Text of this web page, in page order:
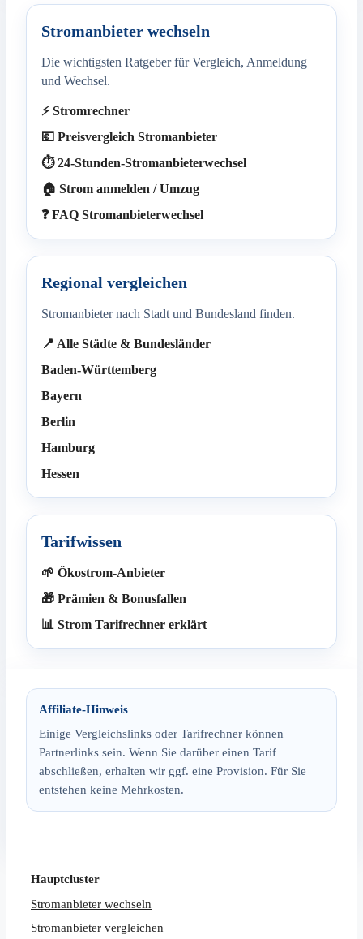
Stromanbieter wechseln
Die wichtigsten Ratgeber für Vergleich, Anmeldung
und Wechsel.
⚡ Stromrechner
💶 Preisvergleich Stromanbieter
⏱️ 24-Stunden-Stromanbieterwechsel
🏠 Strom anmelden / Umzug
❓ FAQ Stromanbieterwechsel
Regional vergleichen
Stromanbieter nach Stadt und Bundesland finden.
📍 Alle Städte & Bundesländer
Baden-Württemberg
Bayern
Berlin
Hamburg
Hessen
Tarifwissen
🌱 Ökostrom-Anbieter
🎁 Prämien & Bonusfallen
📊 Strom Tarifrechner erklärt
Affiliate-Hinweis
Einige Vergleichslinks oder Tarifrechner können
Partnerlinks sein. Wenn Sie darüber einen Tarif
abschließen, erhalten wir ggf. eine Provision. Für Sie
entstehen keine Mehrkosten.
Hauptcluster
Stromanbieter wechseln
Stromanbieter vergleichen